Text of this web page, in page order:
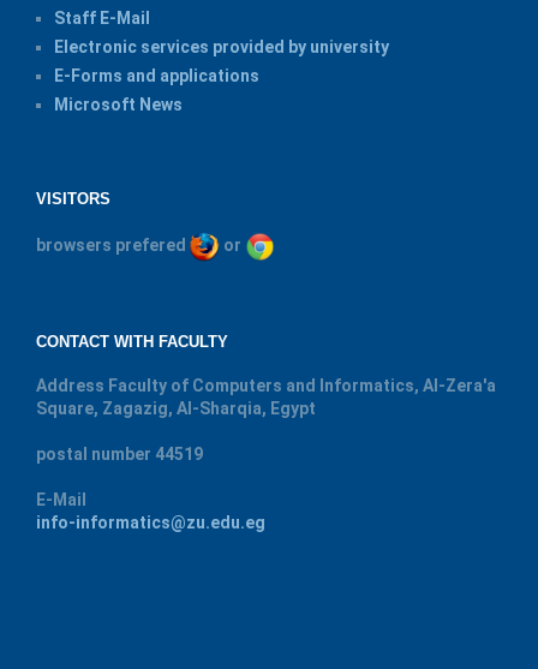
Staff E-Mail
Electronic services provided by university
E-Forms and applications
Microsoft News
VISITORS
browsers prefered or
CONTACT WITH FACULTY
Address Faculty of Computers and Informatics, Al-Zera'a
Square, Zagazig, Al-Sharqia, Egypt
postal number 44519
E-Mail
info-informatics@zu.edu.eg